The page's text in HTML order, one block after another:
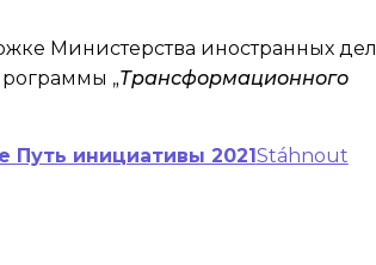
Министерства иностранных дел
„Трансформационного
Путь инициативы 2021Stáhnout